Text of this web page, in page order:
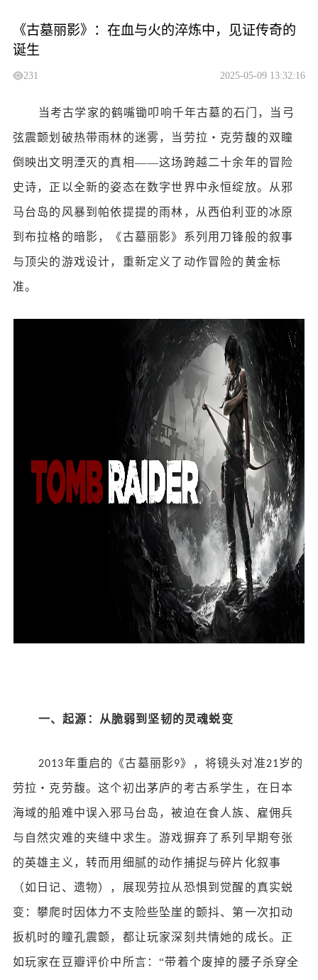
《古墓丽影》：在血与火的淬炼中，见证传奇的
诞生
231 2025-05-09 13:32:16
当考古学家的鹤嘴锄叩响千年古墓的石门，当弓
弦震颤划破热带雨林的迷雾，当劳拉・克劳馥的双瞳
倒映出文明湮灭的真相——这场跨越二十余年的冒险
史诗，正以全新的姿态在数字世界中永恒绽放。从邪
马台岛的风暴到帕依提提的雨林，从西伯利亚的冰原
到布拉格的暗影，《古墓丽影》系列用刀锋般的叙事
与顶尖的游戏设计，重新定义了动作冒险的黄金标
准。
一、起源：从脆弱到坚韧的灵魂蜕变
2013年重启的《古墓丽影9》，将镜头对准21岁的
劳拉・克劳馥。这个初出茅庐的考古系学生，在日本
海域的船难中误入邪马台岛，被迫在食人族、雇佣兵
与自然灾难的夹缝中求生。游戏摒弃了系列早期夸张
的英雄主义，转而用细腻的动作捕捉与碎片化叙事
（如日记、遗物），展现劳拉从恐惧到觉醒的真实蜕
变：攀爬时因体力不支险些坠崖的颤抖、第一次扣动
扳机时的瞳孔震颤，都让玩家深刻共情她的成长。正
如玩家在豆瓣评价中所言：“带着个废掉的腰子杀穿全